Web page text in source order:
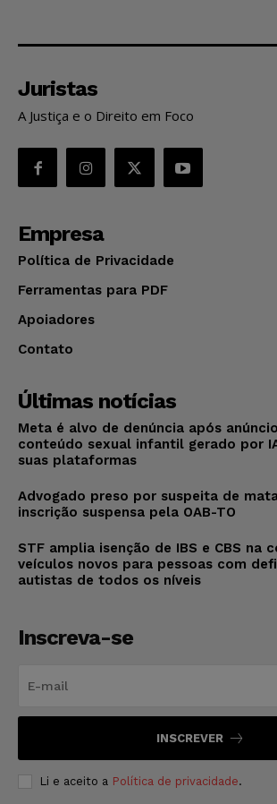
Juristas
A Justiça e o Direito em Foco
Empresa
Política de Privacidade
Ferramentas para PDF
Apoiadores
Contato
Últimas notícias
Meta é alvo de denúncia após
conteúdo sexual infantil gerado por
suas plataformas
Advogado preso por suspeita de
inscrição suspensa pela OAB-TO
STF amplia isenção de IBS e CBS na
veículos novos para pessoas com
autistas de todos os níveis
Inscreva-se
INSCREVER
Li e aceito a Política de privacidade.